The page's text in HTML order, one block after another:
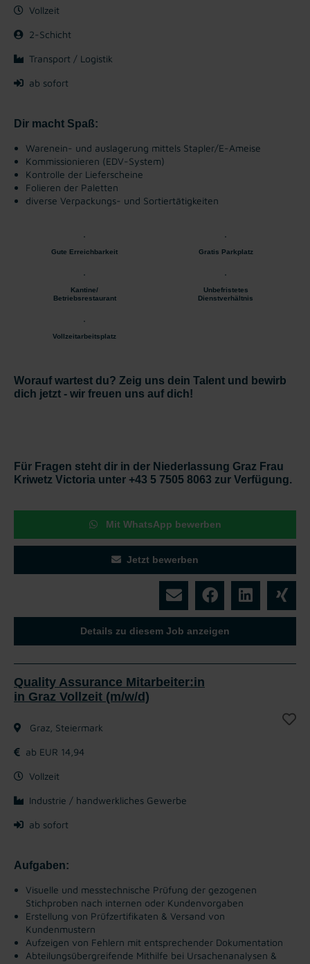
Vollzeit
2-Schicht
Transport / Logistik
ab sofort
Dir macht Spaß:
Warenein- und auslagerung mittels Stapler/E-Ameise
Kommissionieren (EDV-System)
Kontrolle der Lieferscheine
Folieren der Paletten
diverse Verpackungs- und Sortiertätigkeiten
Gute Erreichbarkeit Gratis Parkplatz
Kantine/
Betriebsrestaurant
Unbefristetes
Dienstverhältnis
Vollzeitarbeitsplatz
Worauf wartest du? Zeig uns dein Talent und bewirb
dich jetzt - wir freuen uns auf dich!
Für Fragen steht dir in der Niederlassung Graz Frau
Kriwetz Victoria unter +43 5 7505 8063 zur Verfügung.
Mit WhatsApp bewerben
Jetzt bewerben
Details zu diesem Job anzeigen
Quality Assurance Mitarbeiter:in
in Graz Vollzeit (m/w/d)
Graz, Steiermark
ab EUR 14,94
Vollzeit
Industrie / handwerkliches Gewerbe
ab sofort
Aufgaben:
Visuelle und messtechnische Prüfung der gezogenen
Stichproben nach internen oder Kundenvorgaben
Erstellung von Prüfzertifikaten & Versand von
Kundenmustern
Aufzeigen von Fehlern mit entsprechender Dokumentation
Abteilungsübergreifende Mithilfe bei Ursachenanalysen &